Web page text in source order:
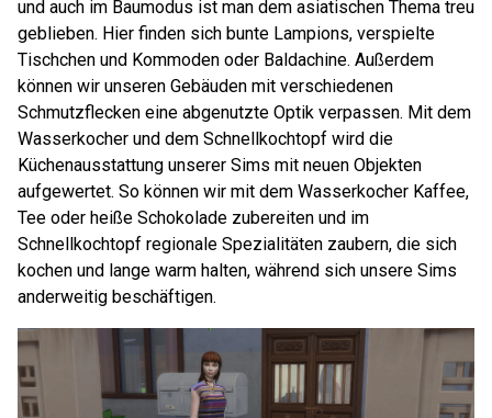
und auch im Baumodus ist man dem asiatischen Thema treu
geblieben. Hier finden sich bunte Lampions, verspielte
Tischchen und Kommoden oder Baldachine. Außerdem
können wir unseren Gebäuden mit verschiedenen
Schmutzflecken eine abgenutzte Optik verpassen. Mit dem
Wasserkocher und dem Schnellkochtopf wird die
Küchenausstattung unserer Sims mit neuen Objekten
aufgewertet. So können wir mit dem Wasserkocher Kaffee,
Tee oder heiße Schokolade zubereiten und im
Schnellkochtopf regionale Spezialitäten zaubern, die sich
kochen und lange warm halten, während sich unsere Sims
anderweitig beschäftigen.